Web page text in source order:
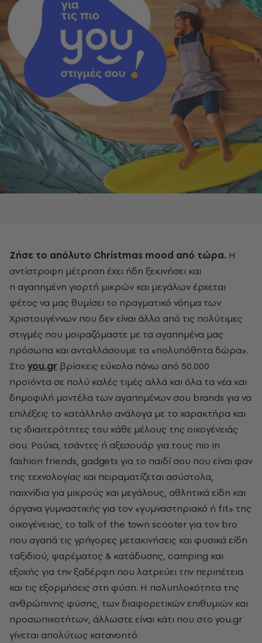
Ζήσε το απόλυτο Christmas mood από τώρα. Η
αντίστροφη μέτρηση έχει ήδη ξεκινήσει και
η αγαπημένη γιορτή μικρών και μεγάλων έρχεται
φέτος να μας θυμίσει το πραγματικό νόημα των
Χριστουγέννων που δεν είναι άλλο από τις πολύτιμες
στιγμές που μοιραζόμαστε με τα αγαπημένα μας
πρόσωπα και ανταλλάσουμε τα «πολυπόθητα δώρα».
Στο you.gr βρίσκεις εύκολα πάνω από 50.000
προϊόντα σε πολύ καλές τιμές αλλά και όλα τα νέα και
δημοφιλή μοντέλα των αγαπημένων σου brands για να
επιλέξεις το κατάλληλο ανάλογα με το χαρακτήρα και
τις ιδιαιτερότητες του κάθε μέλους της οικογένειάς
σου. Ρούχα, τσάντες ή αξεσουάρ για τους πιο in
fashion friends, gadgets για το παιδί σου που είναι φαν
της τεχνολογίας και πειραματίζεται ασύστολα,
παιχνίδια για μικρούς και μεγάλους, αθλητικά είδη και
όργανα γυμναστικής για τον «γυμναστηριακό ή fit» της
οικογένειας, το talk of the town scooter για τον bro
που αγαπά τις γρήγορες μετακινήσεις και φυσικά είδη
ταξιδιού, ψαρέματος & κατάδυσης, camping και
εξοχής για την ξαδέρφη που λατρεύει την περιπέτεια
και τις εξορμήσεις στη φύση. Η πολυπλοκότητα της
ανθρώπινης φύσης, των διαφορετικών επιθυμιών και
προσωπικοτήτων, άλλωστε είναι κάτι που στο you.gr
γίνεται απολύτως κατανοητό.